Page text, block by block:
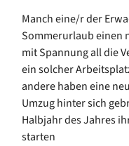
Manch eine/r der
Sommerurlaub einen
mit Spannung all die
ein solcher
andere haben eine
Umzug hinter sich
Halbjahr des Jahres
starten